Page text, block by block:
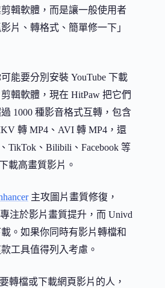
輯軟體，而是讓一般使用者
片、轉格式、簡單修一下」
能要分別安裝 YouTube 下載
輯軟體，現在 HitPaw 把它們
1000 種影音格式互轉，包含
轉 MP4、AVI 轉 MP4，還
TikTok、Bilibili、Facebook 等
載高畫質影片。
主攻圖片畫質修復，
注於影片畫質提升，而 Univd
。如果你同時有影片轉檔和
工具值得列入考慮。
轉檔或下載網頁影片的人，